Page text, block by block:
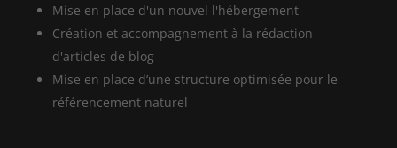
Mise en place d'un nouvel l'hébergement
Création et accompagnement à la rédaction
d'articles de blog
Mise en place d’une structure optimisée pour le
référencement naturel